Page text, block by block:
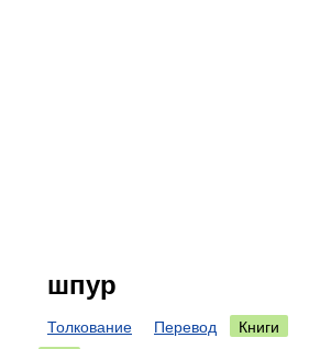
шпур
Толкование Перевод
Книги